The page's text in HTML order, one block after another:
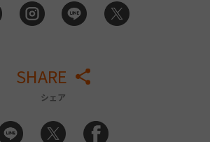
SHARE
シェア